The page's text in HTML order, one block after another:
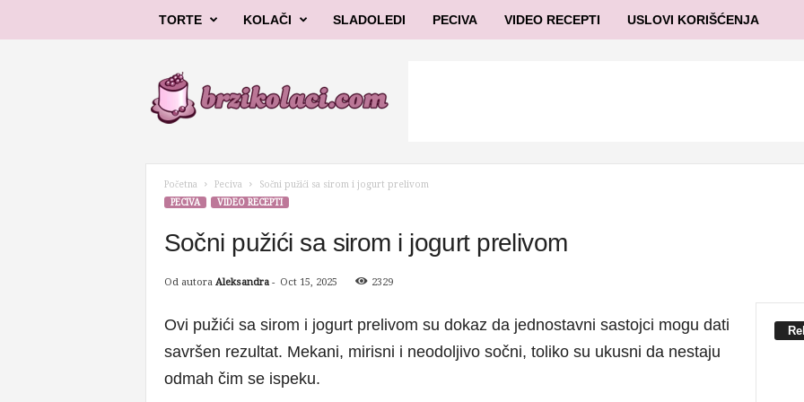
TORTE KOLAČI SLADOLEDI PECIVA VIDEO RECEPTI USLOVI KORIŠĆENJA
l
Početna Peciva
Sočni pužići sa sirom i jogurt prelivom
PECIVA
VIDEO RECEPTI
Sočni pužići sa sirom i jogurt prelivom
Od autora Aleksandra- Oct 15, 2025 2329
Ovi pužići sa sirom i jogurt prelivom su dokaz da jednostavni sastojci mogu dati
savršen rezultat. Mekani, mirisni i neodoljivo sočni, toliko su ukusni da nestaju
odmah čim se ispeku.